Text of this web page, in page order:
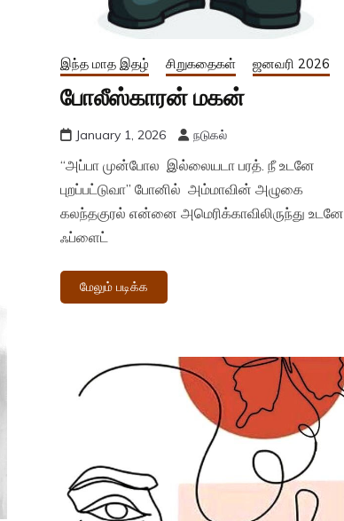
இந்த மாத இதழ் சிறுகதைகள் ஜனவரி 2026
போலீஸ்காரன் மகன்
January 1, 2026 நடுகல்
“அப்பா முன்போல இல்லையடா பரத். நீ உடனே
புறப்பட்டுவா” போனில் அம்மாவின் அழுகை
கலந்தகுரல் என்னை அமெரிக்காவிலிருந்து உடனே
ஃப்ளைட்
மேலும் படிக்க